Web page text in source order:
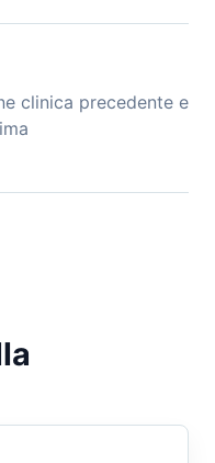
clinica precedente e